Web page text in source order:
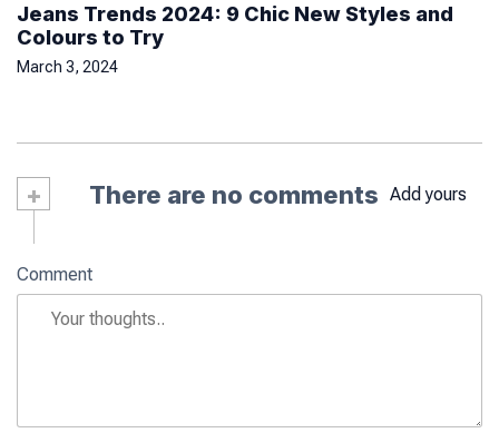
Jeans Trends 2024: 9 Chic New Styles and
Colours to Try
March 3, 2024
+ There are no comments Add yours
Comment